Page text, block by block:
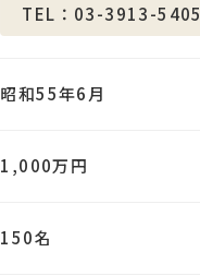
TEL：03-3913-5405
昭和55年6月
1,000万円
150名